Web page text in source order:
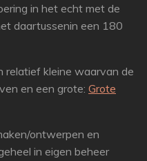
in het echt met de
daartussenin een 180
relatief kleine waarvan de
en een grote: Grote
ontwerpen en
in eigen beheer